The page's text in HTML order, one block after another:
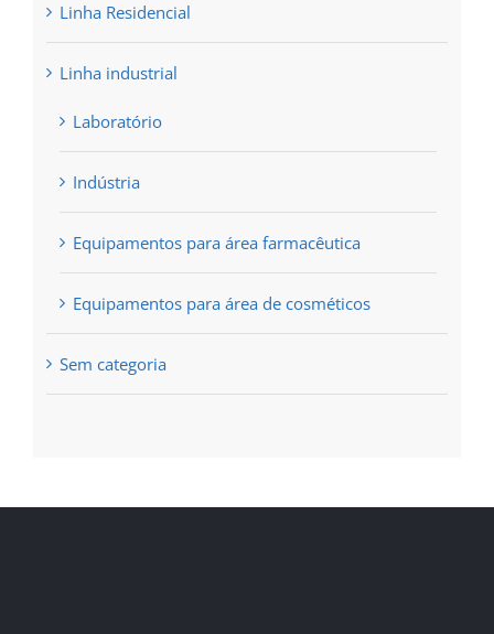
Linha Residencial
Linha industrial
Laboratório
Indústria
Equipamentos para área farmacêutica
Equipamentos para área de cosméticos
Sem categoria